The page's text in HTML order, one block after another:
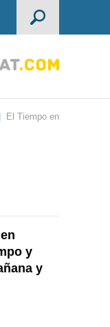
El Tiempo en
y
y